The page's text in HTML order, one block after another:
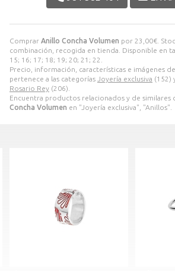
Comprar Anillo Concha Volumen por 23,00€ .
combinación, recogida en tienda. Disponible en
15; 16; 17; 18; 19; 20; 21; 22.
Precio, información, características e imágenes de
pertenece a las categorías Joyería exclusiva (152)
Rosario Rey (206).
Encuentra productos relacionados y de similares
Concha Volumen en "Joyería exclusiva", "Anillos".